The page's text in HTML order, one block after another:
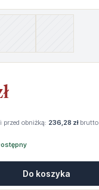
przed obniżką: 236,28 złbrutto
Do koszyka